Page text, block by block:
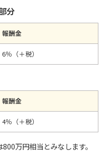
分
報酬金
6％（＋税）
報酬金
4％（＋税）
万円相当とみなします。